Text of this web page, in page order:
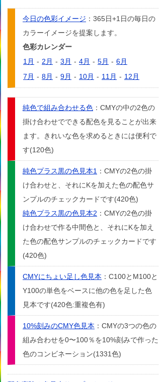
今日の色彩イメージ ：365日+1日の毎日の
カラーイメージを提案します。
色彩カレンダー
1月 - 2月 - 3月 - 4月 - 5月 - 6月
7月 - 8月 - 9月 - 10月 - 11月 - 12月
純色で組み合わせる色 ：CMYの中の2色の
掛け合わせでできる配色を見ることが出来
ます。きれいな色を求めるときには便利で
す(120色)
純色プラス黒の色見本1 ：CMYの2色の掛
け合わせと、それにKを加えた色の配色サ
ンプルのチェックカードです(420色)
純色プラス黒の色見本2 ：CMYの2色の掛
け合わせで作る中間色と、それにKを加え
た色の配色サンプルのチェックカードです
(420色)
CMYにちょい足し色見本 ：C100とM100と
Y100の単色をベースに他の色を足した色
見本です(420色:重複色有)
10%刻みのCMY色見本 ：CMYの3つの色の
組み合わせを0〜100％を10%刻みで作った
色のコンビネーション(1331色)